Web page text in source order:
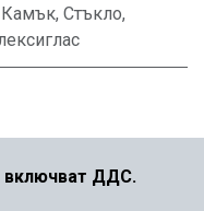
Камък, Стъкло,
включват ДДС.